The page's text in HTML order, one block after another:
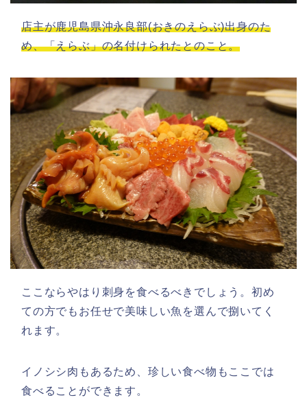
店主が鹿児島県沖永良部(おきのえらぶ)出身のた
め、「えらぶ」の名付けられたとのこと。
ここならやはり刺身を食べるべきでしょう。初め
ての方でもお任せで美味しい魚を選んで捌いてく
れます。
イノシシ肉もあるため、珍しい食べ物もここでは
食べることができます。